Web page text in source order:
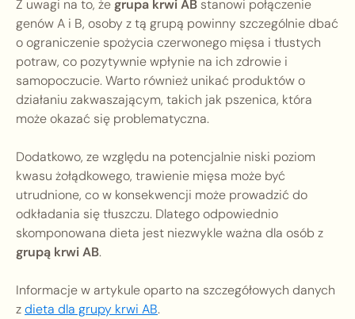
Z uwagi na to, żegrupa krwi AB stanowi połączenie
genów A i B, osoby z tą grupą powinny szczególnie dbać
o ograniczenie spożycia czerwonego mięsa i tłustych
potraw, co pozytywnie wpłynie na ich zdrowie i
samopoczucie. Warto również unikać produktów o
działaniu zakwaszającym, takich jak pszenica, która
może okazać się problematyczna.
Dodatkowo, ze względu na potencjalnie niski poziom
kwasu żołądkowego, trawienie mięsa może być
utrudnione, co w konsekwencji może prowadzić do
odkładania się tłuszczu. Dlatego odpowiednio
skomponowana dieta jest niezwykle ważna dla osób z
grupą krwi AB.
Informacje w artykule oparto na szczegółowych danych
zdieta dla grupy krwi AB.